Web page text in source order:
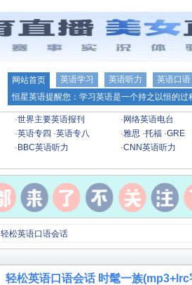
网站首页 英语学习 英语听力
英语口语
恒星英语提醒您：学习英语是一个持之以恒的
·世界主要英语报刊 · 网络英语电台
·英语专四 ·英语专八 ·雅思 ·托福 ·GRE
· BBC英语听力 ·CNN英语听力
轻松英语口语会话
轻松英语口语会话 时髦一族(mp3+lrc